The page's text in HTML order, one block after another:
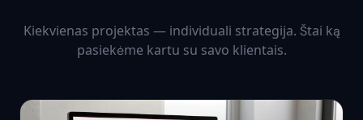
Kiekvienas projektas — individuali strategija. Štai ką
pasiekėme kartu su savo klientais.